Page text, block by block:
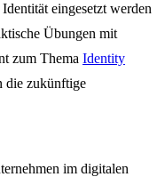
eingesetzt werden
Übungen mit
zum Thema Identity
die zukünftige
im digitalen